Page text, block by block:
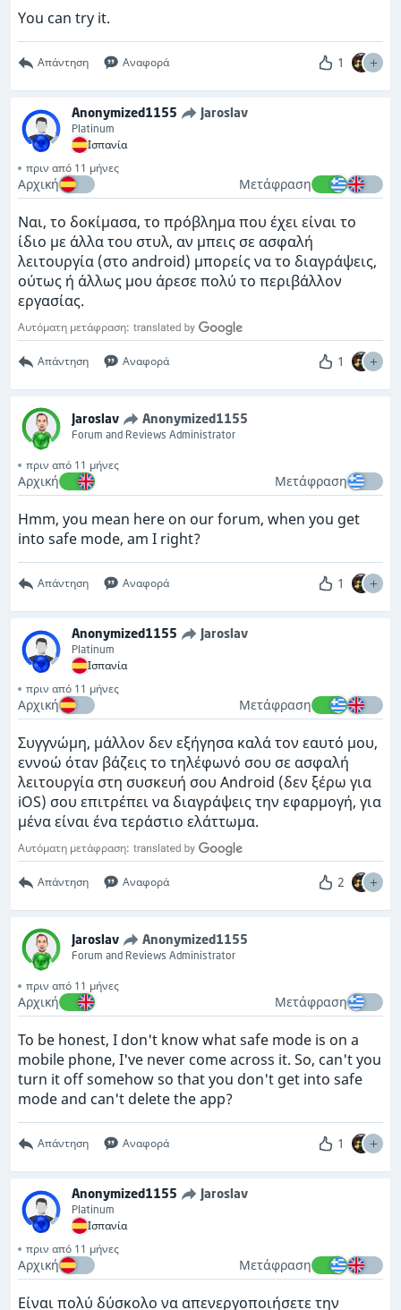
You can try it.
Απάντηση Αναφορά 1
Anonymized1155 Jaroslav
Platinum
Ισπανία
πριν από 11 μήνες
Αρχική Μετάφραση
Ναι, το δοκίμασα, το πρόβλημα που έχει είναι το
ίδιο με άλλα του στυλ, αν μπεις σε ασφαλή
λειτουργία (στο android) μπορείς να το διαγράψεις,
ούτως ή άλλως μου άρεσε πολύ το περιβάλλον
εργασίας.
Αυτόματη μετάφραση:
Απάντηση Αναφορά 1
Jaroslav Anonymized1155
Forum and Reviews Administrator
πριν από 11 μήνες
Αρχική Μετάφραση
Hmm, you mean here on our forum, when you get
into safe mode, am I right?
Απάντηση Αναφορά 1
Anonymized1155 Jaroslav
Platinum
Ισπανία
πριν από 11 μήνες
Αρχική Μετάφραση
Συγγνώμη, μάλλον δεν εξήγησα καλά τον εαυτό μου,
εννοώ όταν βάζεις το τηλέφωνό σου σε ασφαλή
λειτουργία στη συσκευή σου Android (δεν ξέρω για
iOS) σου επιτρέπει να διαγράψεις την εφαρμογή, για
μένα είναι ένα τεράστιο ελάττωμα.
Αυτόματη μετάφραση:
Απάντηση Αναφορά 2
Jaroslav Anonymized1155
Forum and Reviews Administrator
πριν από 11 μήνες
Αρχική Μετάφραση
To be honest, I don't know what safe mode is on a
mobile phone, I've never come across it. So, can't you
turn it off somehow so that you don't get into safe
mode and can't delete the app?
Απάντηση Αναφορά 1
Anonymized1155 Jaroslav
Platinum
Ισπανία
πριν από 11 μήνες
Αρχική Μετάφραση
Είναι πολύ δύσκολο να απενεργοποιήσετε την